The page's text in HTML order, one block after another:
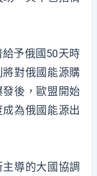
予俄國50天時
對俄國能源購
後，歐盟開始
為俄國能源出
導的大國協調